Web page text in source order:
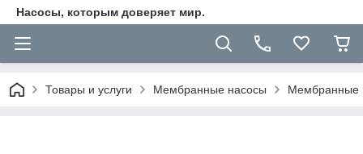
Насосы, которым доверяет мир.
Товары и услуги Мембранные насосы Мембранные